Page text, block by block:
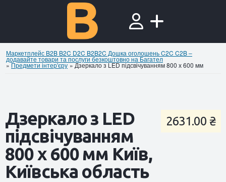
Маркетплейс B2B B2C D2C B2B2C Дошка оголошень C2C C2B –
додавайте товари та послуги безкоштовно на Багател
»Предмети інтер'єру »Дзеркало з LED підсвічуванням 800 х 600 мм
2631.00 ₴
Дзеркало з LED
підсвічуванням
800 х 600 мм Київ,
Київська область